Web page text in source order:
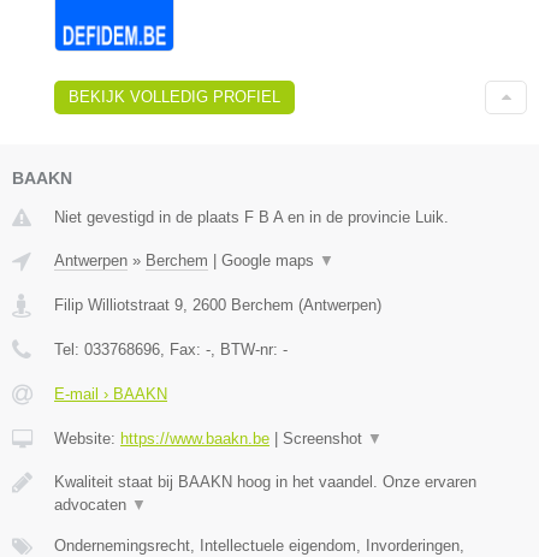
BEKIJK VOLLEDIG PROFIEL
BAAKN
Niet gevestigd in de plaats F B A en in de provincie Luik.
Antwerpen » Berchem Google maps ▼
Filip Williotstraat 9 2600 Berchem (Antwerpen)
Tel: 033768696 , Fax: - , BTW-nr: -
E-mail › BAAKN
Website: https://www.baakn.be Screenshot ▼
Kwaliteit staat bij BAAKN hoog in het vaandel. Onze ervaren
advocaten ▼
Ondernemingsrecht, Intellectuele eigendom, Invorderingen,